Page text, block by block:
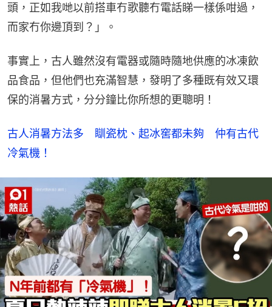
頭，正如我哋以前搭車冇歌聽冇電話睇一樣係咁過，
而家冇你邊頂到？」。
事實上，古人雖然沒有電器或隨時隨地供應的冰凍飲
品食品，但他們也充滿智慧，發明了多種既有效又環
保的消暑方式，分分鐘比你所想的更聰明！
古人消暑方法多　瞓瓷枕、起冰窖都未夠　仲有古代
冷氣機！